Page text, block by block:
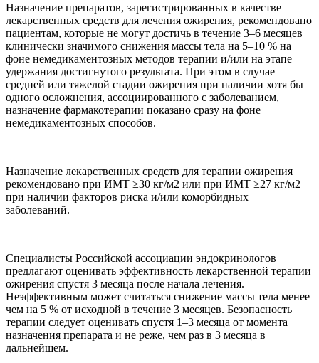
Назначение препаратов, зарегистрированных в качестве
лекарственных средств для лечения ожирения, рекомендовано
пациентам, которые не могут достичь в течение 3–6 месяцев
клинически значимого снижения массы тела на 5–10 % на
фоне немедикаментозных методов терапии и/или на этапе
удержания достигнутого результата. При этом в случае
средней или тяжелой стадии ожирения при наличии хотя бы
одного осложнения, ассоциированного с заболеванием,
назначение фармакотерапии показано сразу на фоне
немедикаментозных способов.
Назначение лекарственных средств для терапии ожирения
рекомендовано при ИМТ ≥30 кг/м2 или при ИМТ ≥27 кг/м2
при наличии факторов риска и/или коморбидных
заболеваний.
Специалисты Российской ассоциации эндокринологов
предлагают оценивать эффективность лекарственной терапии
ожирения спустя 3 месяца после начала лечения.
Неэффективным может считаться снижение массы тела менее
чем на 5 % от исходной в течение 3 месяцев. Безопасность
терапии следует оценивать спустя 1–3 месяца от момента
назначения препарата и не реже, чем раз в 3 месяца в
дальнейшем.